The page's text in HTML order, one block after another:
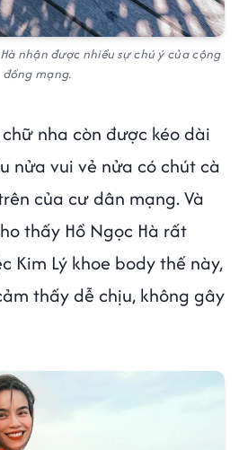
nhận được nhiều sự chú ý của cộng
đồng mạng.
nha còn được kéo dài
nửa vui vẻ nửa có chút cà
của cư dân mạng. Và
thấy Hồ Ngọc Hà rất
Kim Lý khoe body thế này,
thấy dễ chịu, không gây